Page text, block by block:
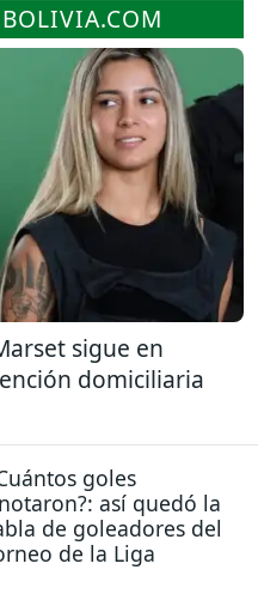
sigue en
domiciliaria
goles
así quedó la
de goleadores del
de la Liga